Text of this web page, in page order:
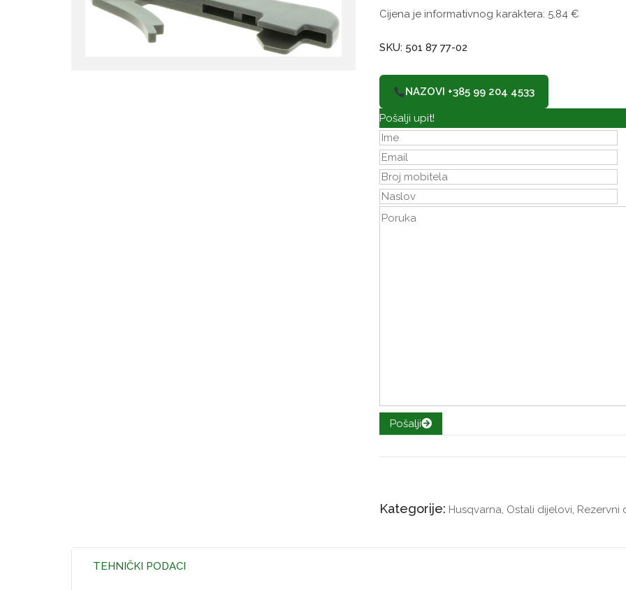
Cijena je informativnog karaktera: 5,84 €
SKU: 501 87 77-02
NAZOVI +385 99 204 4533
Pošalji upit!
Pošalji
Kategorije: Husqvarna, Ostali dijelovi, Rezervni
TEHNIČKI PODACI